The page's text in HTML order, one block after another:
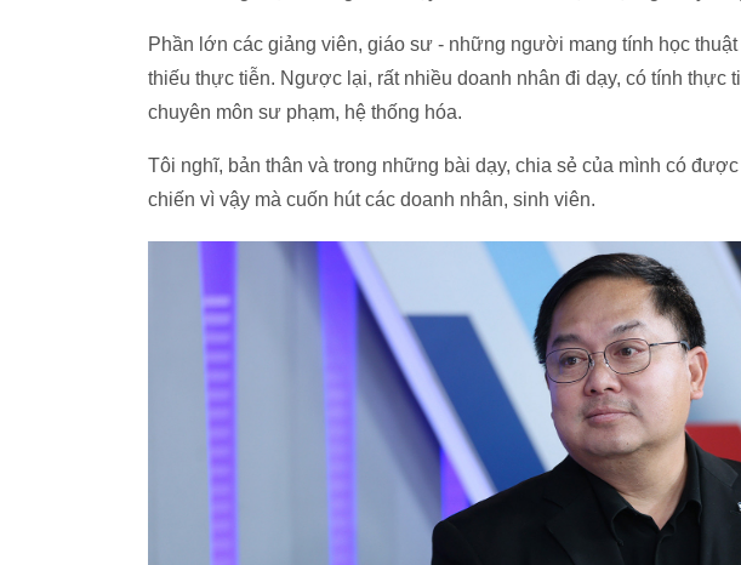
Phần lớn các giảng viên, giáo sư - những người mang tính học
thiếu thực tiễn. Ngược lại, rất nhiều doanh nhân đi dạy, có tính thực
chuyên môn sư phạm, hệ thống hóa.
Tôi nghĩ, bản thân và trong những bài dạy, chia sẻ của mình có
chiến vì vậy mà cuốn hút các doanh nhân, sinh viên.